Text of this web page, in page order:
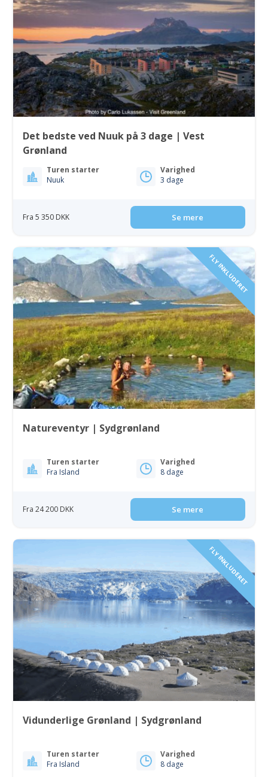
Det bedste ved Nuuk på 3 dage | Vest
Grønland
Turen starter
Nuuk
Varighed
3 dage
Fra 5 350 DKK Se mere
FLY INKLUDERET
Natureventyr | Sydgrønland
Turen starter
Fra Island
Varighed
8 dage
Fra 24 200 DKK Se mere
FLY INKLUDERET
Vidunderlige Grønland | Sydgrønland
Turen starter
Fra Island
Varighed
8 dage